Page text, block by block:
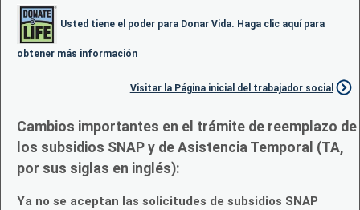
Usted tiene el poder para Donar Vida. Haga clic aquí para
obtener más información
Visitar la Página inicial del trabajador social
Cambios importantes en el trámite de reemplazo de
los subsidios SNAP y de Asistencia Temporal (TA,
por sus siglas en inglés):
Ya no se aceptan las solicitudes de subsidios SNAP